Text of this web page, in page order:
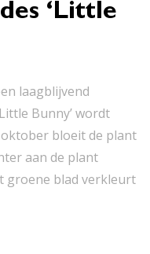
‘Little
laagblijvend
Bunny’ wordt
bloeit de plant
aan de plant
groene blad verkleurt